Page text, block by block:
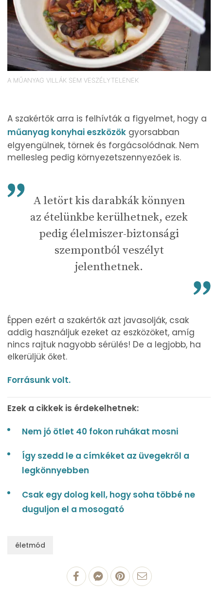
A MŰANYAG VILLÁK SEM VESZÉLYTELENEK
A szakértők arra is felhívták a figyelmet, hogy a
műanyag konyhai eszközök gyorsabban
elgyengülnek, törnek és forgácsolódnak. Nem
mellesleg pedig környezetszennyezőek is.
A letört kis darabkák könnyen
az ételünkbe kerülhetnek, ezek
pedig élelmiszer-biztonsági
szempontból veszélyt
jelenthetnek.
Éppen ezért a szakértők azt javasolják, csak
addig használjuk ezeket az eszközöket, amíg
nincs rajtuk nagyobb sérülés! De a legjobb, ha
elkerüljük őket.
Forrásunk volt.
Ezek a cikkek is érdekelhetnek:
Nem jó ötlet 40 fokon ruhákat mosni
Így szedd le a címkéket az üvegekről a
legkönnyebben
Csak egy dolog kell, hogy soha többé ne
duguljon el a mosogató
életmód